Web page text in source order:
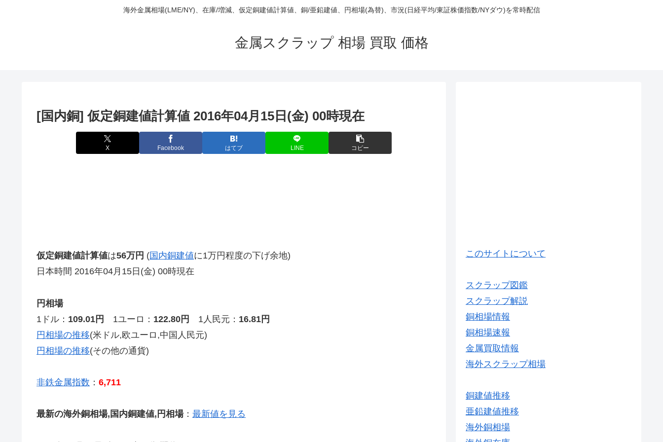
海外金属相場(LME/NY)、在庫/増減、仮定銅建値計算値、銅/亜鉛建値、円相場(為替)、市況(日経平均/東証株価指数/NYダウ)を常時配信
金属スクラップ 相場 買取 価格
[国内銅] 仮定銅建値計算値 2016年04月15日(金) 00時現在
X Facebook はてブ LINE コピー
仮定銅建値計算値は56万円 (国内銅建値に1万円程度の下げ余地)
日本時間 2016年04月15日(金) 00時現在
円相場
1ドル： 109.01円 1ユーロ： 122.80円 1人民元： 16.81円
円相場の推移(米ドル,欧ユーロ,中国人民元)
円相場の推移(その他の通貨)
非鉄金属指数 ： 6,711
最新の海外銅相場,国内銅建値,円相場： 最新値を見る
このサイトについて
スクラップ図鑑
スクラップ解説
銅相場情報
銅相場速報
金属買取情報
海外スクラップ相場
銅建値推移
亜鉛建値推移
海外銅相場